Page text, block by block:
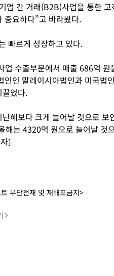
업 간 거래(B2B)사업을 통한
중요하다”고 바라봤다.
빠르게 성장하고 있다.
업 수출부문에서 매출 686억
인인 말레이시아법인과 미국법
끌었다.
해보다 크게 늘어날 것으로 보
해는 4320억 원으로 늘어날 것
]
무단전재 및 재배포금지>